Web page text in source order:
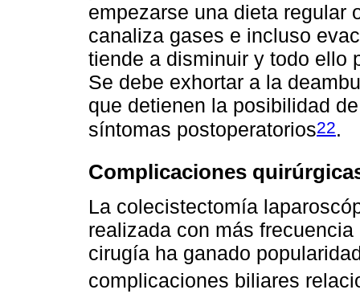
empezarse una dieta regular
canaliza gases e incluso
tiende a disminuir y todo ello
Se debe exhortar a la
que detienen la posibilidad
síntomas postoperatorios22.
Complicaciones
La colecistectomía
realizada con más
cirugía ha ganado
complicaciones biliares